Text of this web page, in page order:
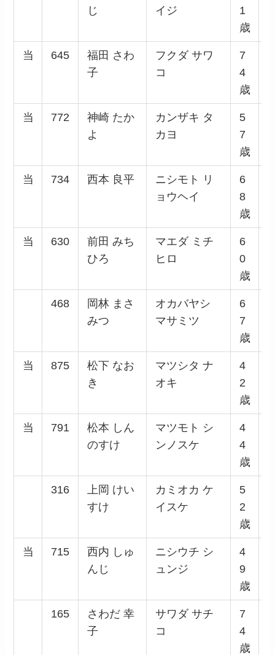
じ
イジ
1
歳
当 645
福田 さわ
子
フクダ サワ
コ
7
4
歳
当 772
神崎 たか
よ
カンザキ タ
カヨ
5
7
歳
当 734 西本 良平
ニシモト リ
ョウヘイ
6
8
歳
当 630
前田 みち
ひろ
マエダ ミチ
ヒロ
6
0
歳
468
岡林 まさ
みつ
オカバヤシ
マサミツ
6
7
歳
当 875
松下 なお
き
マツシタ ナ
オキ
4
2
歳
当 791
松本 しん
のすけ
マツモト シ
ンノスケ
4
4
歳
316
上岡 けい
すけ
カミオカ ケ
イスケ
5
2
歳
当 715
西内 しゅ
んじ
ニシウチ シ
ュンジ
4
9
歳
165
さわだ 幸
子
サワダ サチ
コ
7
4
歳